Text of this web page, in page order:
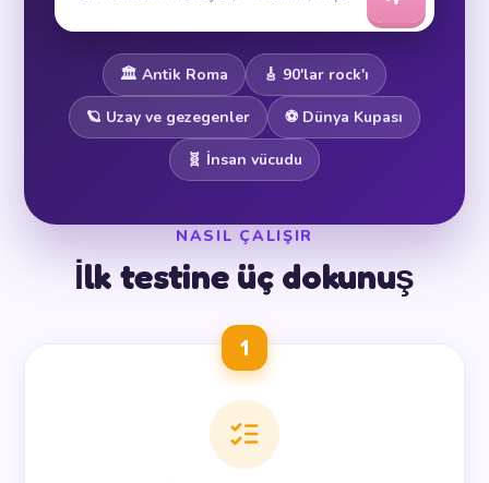
🏛️ Antik Roma 🎸 90'lar rock'ı
🪐 Uzay ve gezegenler ⚽ Dünya Kupası
🧬 İnsan vücudu
NASIL ÇALIŞIR
İlk testine üç dokunuş
1